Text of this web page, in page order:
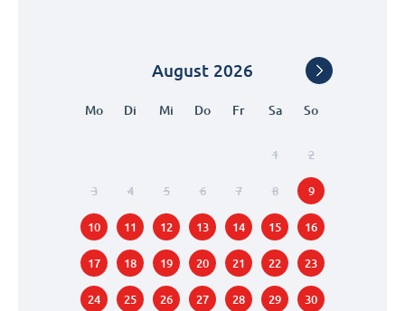
August 2026
Mo Di Mi Do Fr Sa So
1 2
3 4 5 6 7 8 9
10 11 12 13 14 15 16
17 18 19 20 21 22 23
24 25 26 27 28 29 30